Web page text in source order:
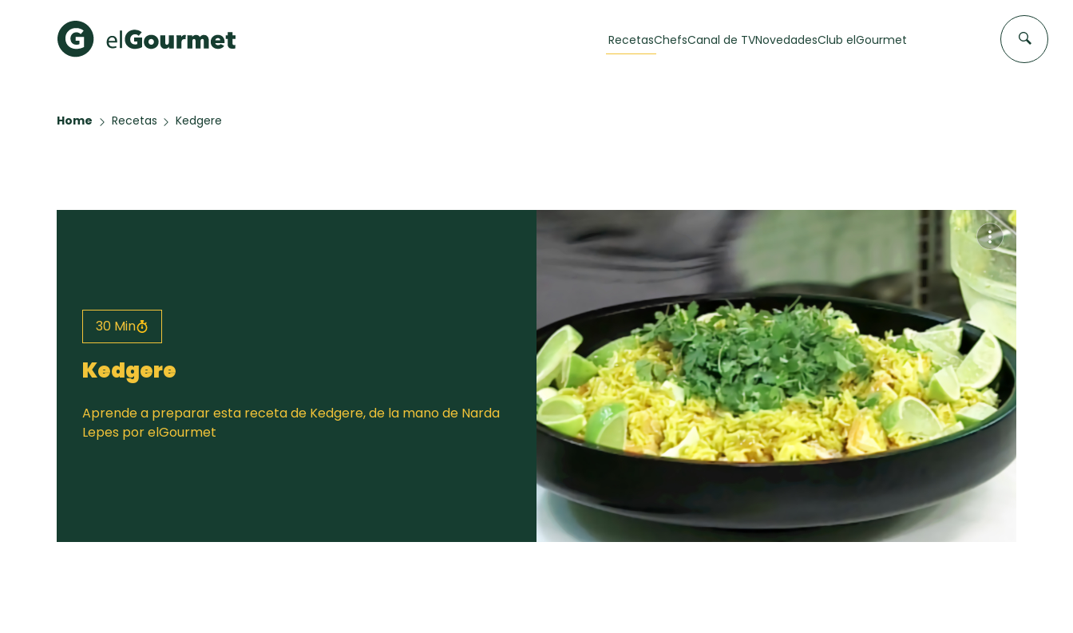
Recetas
Chocolate
EMPANADAS DE
CARNE
60 min
FLAN CASERO
50 min
Todas las recetas
ChefsCanal de TVNovedadesClub elGourmet
Home Recetas Kedgere
30 Min
Kedgere
Aprende a preparar esta receta de Kedgere, de la mano de Narda
Lepes por elGourmet